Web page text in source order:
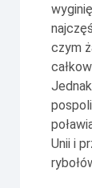
czym
Unii i